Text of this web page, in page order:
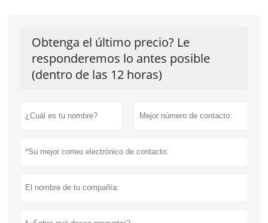
Obtenga el último precio? Le
responderemos lo antes posible
(dentro de las 12 horas)